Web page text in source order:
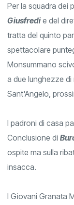
Per la squadra dei
Giusfredie del
tratta del quinto
spettacolare
Monsummano
a due lunghezze
Sant'Angelo,
I padroni di casa
Conclusione di
ospite ma sulla
insacca.
I Giovani Granata